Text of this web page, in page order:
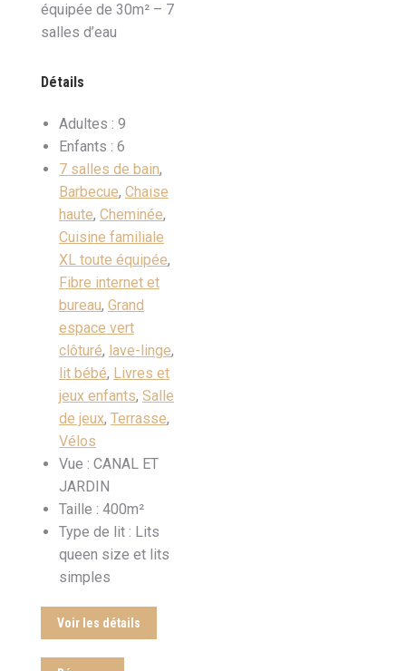
équipée de 30m² – 7
salles d’eau
Détails
Adultes : 9
Enfants : 6
7 salles de bain,
Barbecue, Chaise
haute, Cheminée,
Cuisine familiale
XL toute équipée,
Fibre internet et
bureau, Grand
espace vert
clôturé, lave-linge,
lit bébé, Livres et
jeux enfants, Salle
de jeux, Terrasse,
Vélos
Vue : CANAL ET
JARDIN
Taille : 400m²
Type de lit : Lits
queen size et lits
simples
Voir les détails